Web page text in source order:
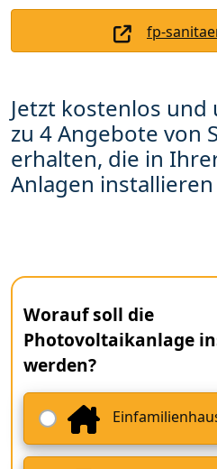
fp-
Jetzt kostenlos
zu 4 Angebote von
erhalten, die in
Anlagen installieren
Worauf soll die
Photovoltaikanlage
werden?